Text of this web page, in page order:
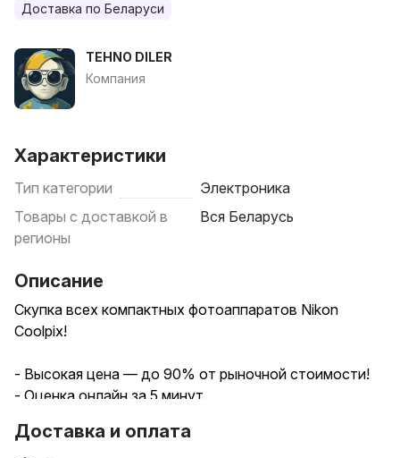
Доставка по Беларуси
TEHNO DILER
Компания
Характеристики
Тип категории
Электроника
Товары с доставкой в
регионы
Вся Беларусь
Описание
Скупка всех компактных фотоаппаратов Nikon
Coolpix!
- Высокая цена — до 90% от рыночной стоимости!
- Оценка онлайн за 5 минут.
- Моментальный выкуп за наличные или оформление
Доставка и оплата